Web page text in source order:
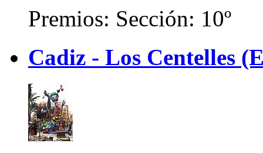
Premios: Sección: 10º
Cadiz - Los Centelles